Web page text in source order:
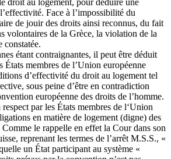
droit au logement, pour déduire une
Face à l’impossibilité du
de jouir des droits ainsi reconnus, du fait
volontaires de la Grèce, la violation de la
constatée.
étant contraignantes, il peut être déduit
États membres de l’Union européenne
d’effectivité du droit au logement tel
sous peine d’être en contradiction
européenne des droits de l’homme.
par les États membres de l‘Union
en matière de logement (digne) des
le rappelle en effet la Cour dans son
reprenant les termes de l’arrêt M.S.S., «
un État participant au système «